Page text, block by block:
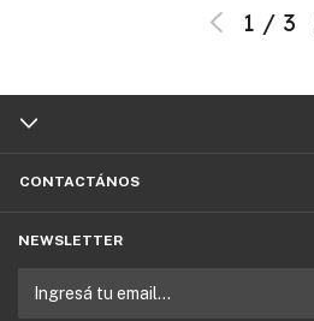
1 / 3
CONTACTÁNOS
NEWSLETTER